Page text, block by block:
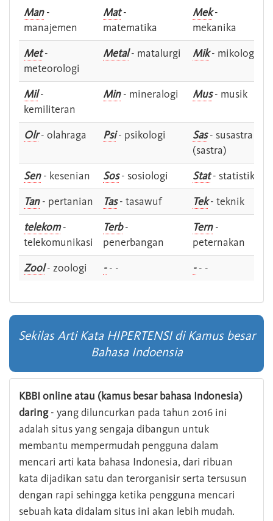
Man-
manajemen
Mat-
matematika
Mek-
mekanika
Met-
meteorologi
Metal- matalurgi Mik- mikologi
Mil-
kemiliteran
Min- mineralogi Mus- musik
Olr- olahraga Psi- psikologi Sas- susastra -
(sastra)
Sen- kesenian Sos- sosiologi Stat- statistik
Tan- pertanian Tas- tasawuf Tek- teknik
telekom-
telekomunikasi
Terb-
penerbangan
Tern-
peternakan
Zool- zoologi -- - -- -
Sekilas Arti Kata HIPERTENSI di Kamus besar
Bahasa Indoensia
KBBI online atau (kamus besar bahasa Indonesia)
daring- yang diluncurkan pada tahun 2016 ini
adalah situs yang sengaja dibangun untuk
membantu mempermudah pengguna dalam
mencari arti kata bahasa Indonesia, dari ribuan
kata dijadikan satu dan terorganisir serta tersusun
dengan rapi sehingga ketika pengguna mencari
sebuah kata didalam situs ini akan lebih mudah.